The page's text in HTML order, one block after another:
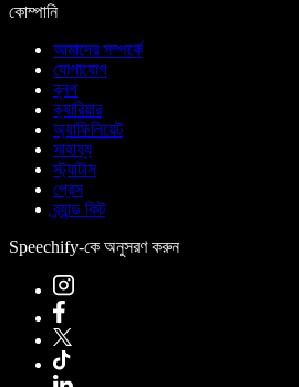
কোম্পানি
আমাদের সম্পর্কে
যোগাযোগ
ব্লগ
ক্যারিয়ার
অ্যাফিলিয়েট
সাহায্য
স্ট্যাটাস
প্রেস
ব্র্যান্ড কিট
Speechify-কে অনুসরণ করুন